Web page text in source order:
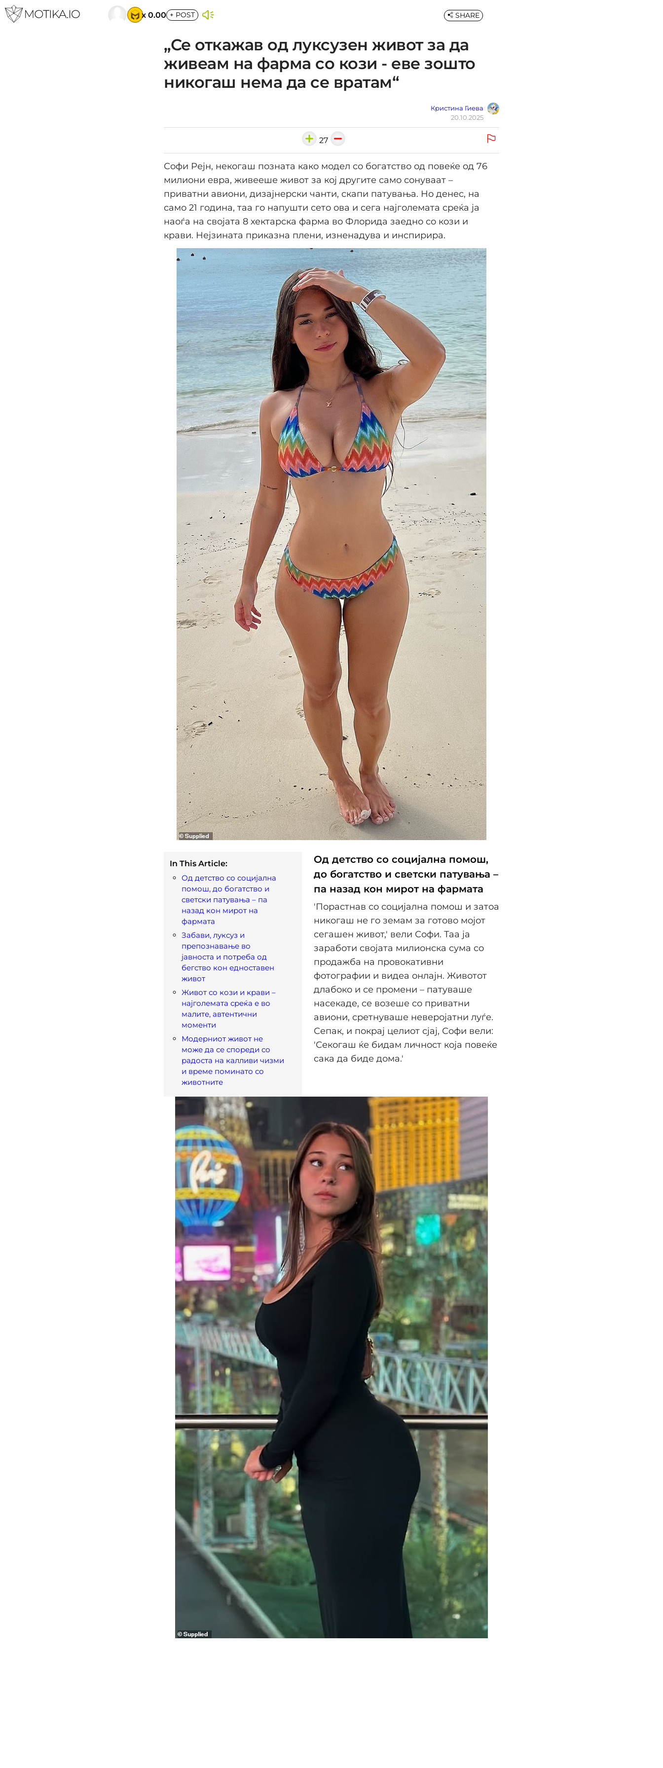
x 0.00 + POST
„Се откажав од луксузен живот за да
живеам на фарма со кози - еве зошто
никогаш нема да се вратам“
Кристина Гиева
20.10.2025
SHARE
27
Софи Рејн, некогаш позната како модел со богатство од повеќе од 76
милиони евра, живееше живот за кој другите само сонуваат –
приватни авиони, дизајнерски чанти, скапи патувања. Но денес, на
само 21 година, таа го напушти сето ова и сега најголемата среќа ја
наоѓа на својата 8 хектарска фарма во Флорида заедно со кози и
крави. Нејзината приказна плени, изненадува и инспирира.
In This Article:
Од детство со социјална
помош, до богатство и
светски патувања – па
назад кон мирот на
фармата
Забави, луксуз и
препознавање во
јавноста и потреба од
бегство кон едноставен
живот
Живот со кози и крави –
најголемата среќа е во
малите, автентични
моменти
Модерниот живот не
може да се спореди со
радоста на калливи чизми
и време поминато со
животните
Од детство со социјална помош,
до богатство и светски патувања –
па назад кон мирот на фармата
'Порастнав со социјална помош и затоа
никогаш не го земам за готово мојот
сегашен живот,' вели Софи. Таа ја
заработи својата милионска сума со
продажба на провокативни
фотографии и видеа онлајн. Животот
длабоко и се промени – патуваше
насекаде, се возеше со приватни
авиони, сретнуваше неверојатни луѓе.
Сепак, и покрај целиот сјај, Софи вели:
'Секогаш ќе бидам личност која повеќе
сака да биде дома.'